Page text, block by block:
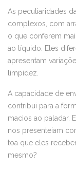
As peculiaridades
complexos, com
o que conferem
ao líquido. Eles
apresentam
limpidez.
A capacidade de
contribui para a
macios ao paladar.
nos presenteiam
toa que eles
mesmo?